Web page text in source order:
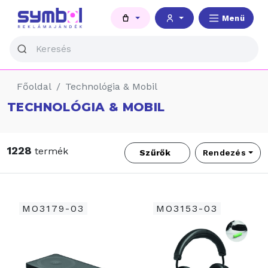
Menü
Főoldal Technológia & Mobil
TECHNOLÓGIA & MOBIL
1228 termék Szűrők Rendezés
MO3179-03 MO3153-03